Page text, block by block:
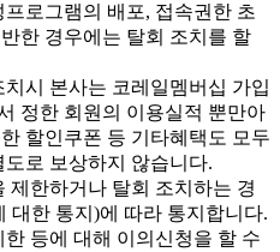
로그램의 배포, 접속권한 초
한 경우에는 탈회 조치를 할
시 본사는 코레일멤버십 가입
정한 회원의 이용실적 뿐만아
할인쿠폰 등 기타혜택도 모두
로 보상하지 않습니다.
한하거나 탈회 조치하는 경
대한 통지)에 따라 통지합니다.
등에 대해 이의신청을 할 수